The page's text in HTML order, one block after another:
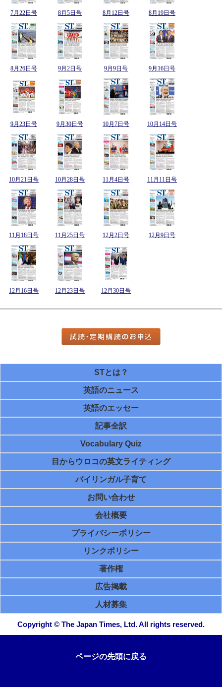
7月22日号 8月5日号 8月12日号 8月19日号
8月26日号 9月2日号 9月9日号 9月16日号
9月23日号 9月30日号 10月7日号 10月14日号
10月21日号 10月28日号 11月4日号 11月11日号
11月18日号 11月25日号 12月2日号 12月9日号
12月16日号 12月23日号 12月30日号
STとは？
英語のニュース
英語のエッセー
記事全訳
Vocabulary Quiz
目からウロコの英文ライティング
バイリンガル子育て
お問い合わせ
会社概要
プライバシーポリシー
リンクポリシー
著作権
広告掲載
人材募集
Copyright © The Japan Times, Ltd. All rights reserved.
ページの先頭に戻る